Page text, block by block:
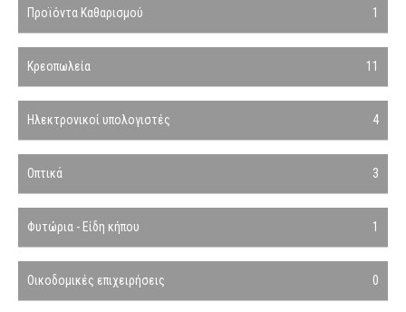
Προϊόντα Καθαρισμού 1
Κρεοπωλεία 11
Ηλεκτρονικοί υπολογιστές 4
Οπτικά 3
Φυτώρια - Είδη κήπου 1
Οικοδομικές επιχειρήσεις 0